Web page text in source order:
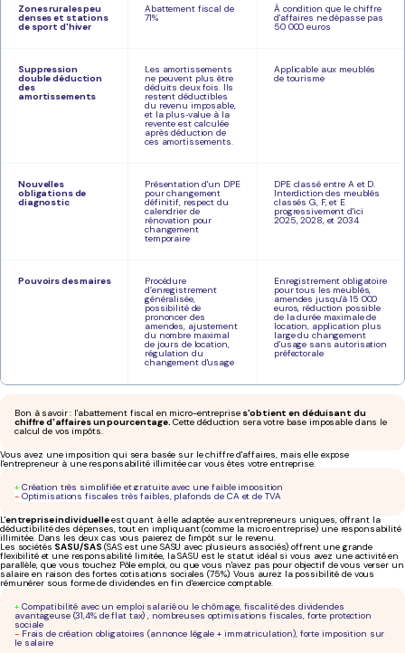
Zones rurales peu
denses et stations
de sport d'hiver
Abattement fiscal de
71%
À condition que le chiffre
d'affaires ne dépasse pas
50 000 euros
Suppression
double déduction
des
amortissements
Les amortissements
ne peuvent plus être
déduits deux fois. Ils
restent déductibles
du revenu imposable,
et la plus‑value à la
revente est calculée
après déduction de
ces amortissements.
Applicable aux meublés
de tourisme
Nouvelles
obligations de
diagnostic
Présentation d'un DPE
pour changement
définitif, respect du
calendrier de
rénovation pour
changement
temporaire
DPE classé entre A et D.
Interdiction des meublés
classés G, F, et E
progressivement d'ici
2025, 2028, et 2034
Pouvoirs des maires Procédure
d’enregistrement
généralisée,
possibilité de
prononcer des
amendes, ajustement
du nombre maximal
de jours de location,
régulation du
changement d'usage
Enregistrement obligatoire
pour tous les meublés,
amendes jusqu'à 15 000
euros, réduction possible
de la durée maximale de
location, application plus
large du changement
d'usage sans autorisation
préfectorale
Bon à savoir : l'abattement fiscal en micro-entreprise s'obtient en déduisant du
chiffre d'affaires un pourcentage. Cette déduction sera votre base imposable dans le
calcul de vos impôts.
Vous avez une imposition qui sera basée sur le chiffre d'affaires, mais elle expose
l'entrepreneur à une responsabilité illimitée car vous êtes votre entreprise.
+ Création très simplifiée et gratuite avec une faible imposition
- Optimisations fiscales très faibles, plafonds de CA et de TVA
L'entreprise individuelleest quant à elle adaptée aux entrepreneurs uniques, offrant la
déductibilité des dépenses, tout en impliquant (comme la micro entreprise) une responsabilité
illimitée. Dans les deux cas vous paierez de l'impôt sur le revenu.
Les sociétés SASU/SAS (SAS est une SASU avec plusieurs associés) offrent une grande
flexibilité et une responsabilité limitée, la SASU est le statut idéal si vous avez une activité en
parallèle, que vous touchez Pôle emploi, ou que vous n'avez pas pour objectif de vous verser un
salaire en raison des fortes cotisations sociales (75%). Vous aurez la possibilité de vous
rémunérer sous forme de dividendes en fin d'exercice comptable.
+ Compatibilité avec un emploi salarié ou le chômage, fiscalité des dividendes
avantageuse (31,4% de flat tax) , nombreuses optimisations fiscales, forte protection
sociale
- Frais de création obligatoires (annonce légale + immatriculation), forte imposition sur
le salaire